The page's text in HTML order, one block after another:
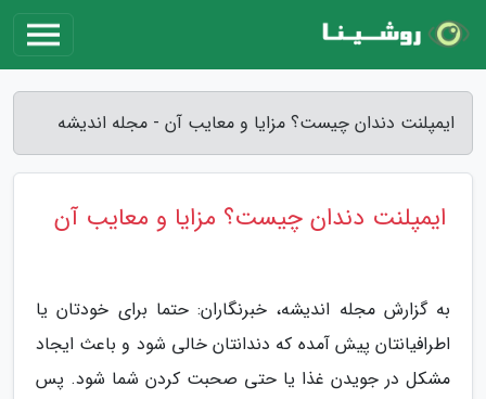
ایمپلنت دندان چیست؟ مزایا و معایب آن - مجله اندیشه
ایمپلنت دندان چیست؟ مزایا و معایب آن
به گزارش مجله اندیشه، خبرنگاران: حتما برای خودتان یا
اطرافیانتان پیش آمده که دندانتان خالی شود و باعث ایجاد
مشکل در جویدن غذا یا حتی صحبت کردن شما شود. پس